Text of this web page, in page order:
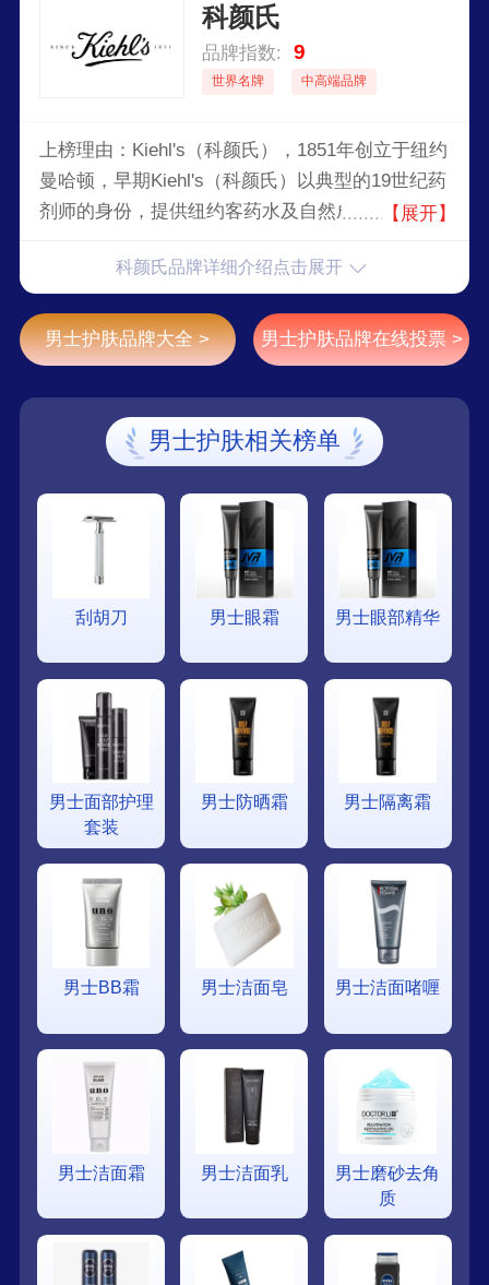
科颜氏
品牌指数: 9
世界名牌 中高端品牌
上榜理由：Kiehl's（科颜氏），1851年创立于纽约
曼哈顿，早期Kiehl's（科颜氏）以典型的19世纪药
剂师的身份，提供纽约客药水及自然成分提炼的药
师们有着丰富的经验和专业知识，开始根据顾客需
年来，Kiehl's（科颜氏）仍努力不懈地致力于提供
顾客最专业的咨询服务，以及从脸部、身体、秀发
甚至是运动后专用的顶级保养产品。
【展开】
科颜氏品牌详细介绍点击展开
男士护肤品牌大全 > 男士护肤品牌在线投票 >
男士护肤相关榜单
刮胡刀 男士眼霜 男士眼部精华
男士面部护理
套装
男士防晒霜 男士隔离霜
男士BB霜 男士洁面皂 男士洁面啫喱
男士洁面霜 男士洁面乳
男士磨砂去角
质